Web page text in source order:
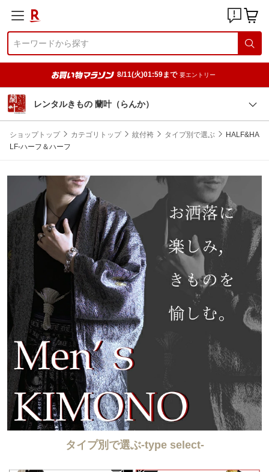
8/11(火)01:59まで 要エントリー
レンタルきもの 蘭叶（らんか）
ショップトップ カテゴリトップ 紋付袴 タイプ別で選ぶ
HALF&HA
LF-ハーフ＆ハーフ
タイプ別で選ぶ-type select-